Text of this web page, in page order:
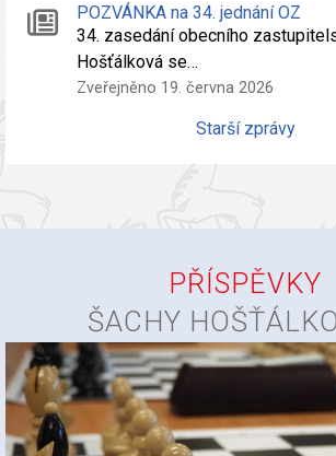
POZVÁNKA na 34. jednání OZ
34. zasedání obecního
Hošťálková se…
Zveřejněno 19. června 2026
Starší zprávy
PŘÍSPĚVKY
ŠACHY